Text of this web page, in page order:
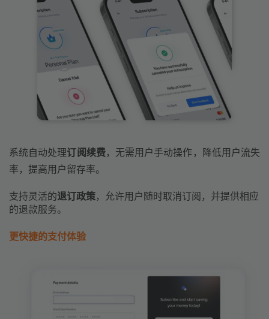
系统自动处理订阅续费，无需用户手动操作，降低用户流失
率，提高用户留存率。
支持灵活的退订政策，允许用户随时取消订阅，并提供相应
的退款服务。
更快捷的支付体验